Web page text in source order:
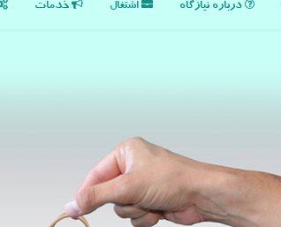
درباره نیازگاه اشتغال خدمات